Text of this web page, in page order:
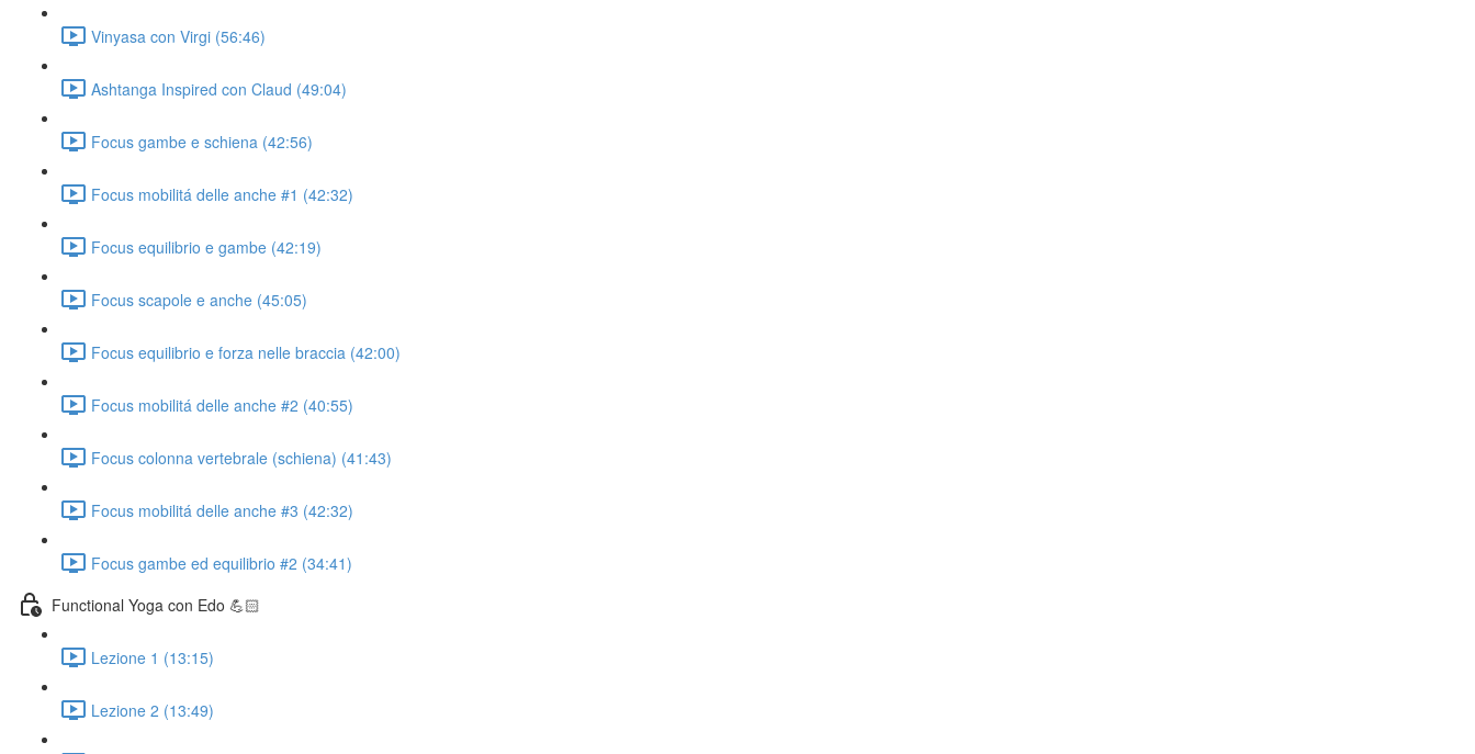
Vinyasa con Virgi (56:46)
Ashtanga Inspired con Claud (49:04)
Focus gambe e schiena (42:56)
Focus mobilitá delle anche #1 (42:32)
Focus equilibrio e gambe (42:19)
Focus scapole e anche (45:05)
Focus equilibrio e forza nelle braccia (42:00)
Focus mobilitá delle anche #2 (40:55)
Focus colonna vertebrale (schiena) (41:43)
Focus mobilitá delle anche #3 (42:32)
Focus gambe ed equilibrio #2 (34:41)
Functional Yoga con Edo 💪🏻
Lezione 1 (13:15)
Lezione 2 (13:49)